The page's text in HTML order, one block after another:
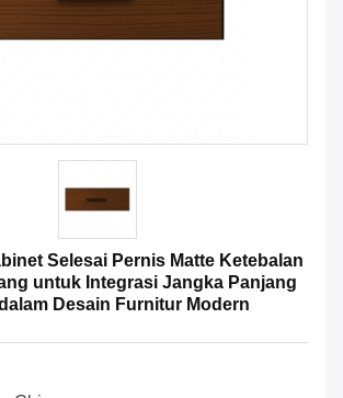
Selesai Pernis Matte Ketebalan
untuk Integrasi Jangka Panjang
Desain Furnitur Modern